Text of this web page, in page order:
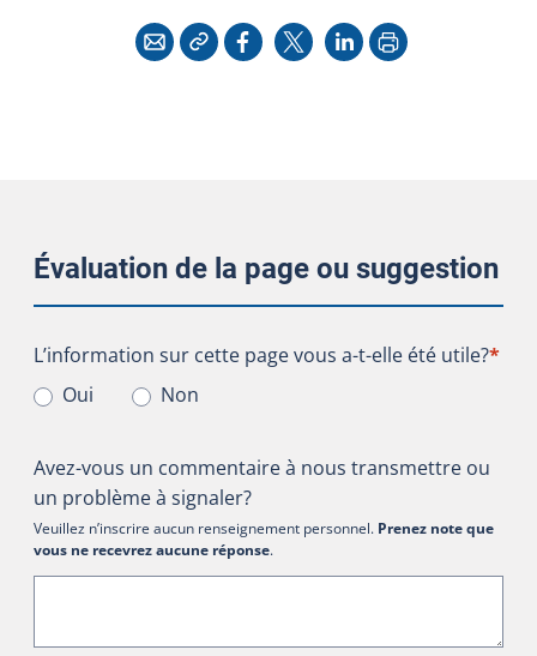
CourrielCopier l'adresse
Facebook
X LinkedInImprimer
Évaluation de la page ou suggestion
L’information sur cette page vous a-t-elle été utile?
L’information sur cette page vous a-t-elle été utile?*
Oui
Non
Avez-vous un commentaire à nous transmettre ou
un problème à signaler?
Veuillez n’inscrire aucun renseignement personnel. Prenez note que
vous ne recevrez aucune réponse.